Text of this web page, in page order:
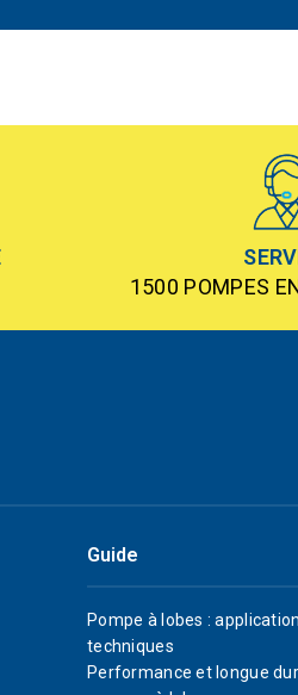
1500 POMPES
Guide
Pompe à lobes :
techniques
Performance et longue